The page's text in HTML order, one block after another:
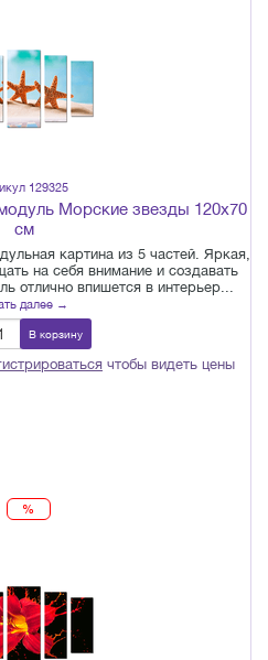
129325
Морские звезды 120х70
см
картина из 5 частей. Яркая,
на себя внимание и создавать
отлично впишется в интерьер...
далее →
В корзину
чтобы видеть цены
%